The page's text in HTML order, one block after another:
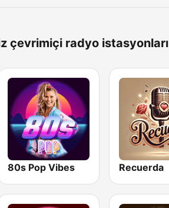
çevrimiçi radyo istasyonları
80s Pop Vibes Recuerda